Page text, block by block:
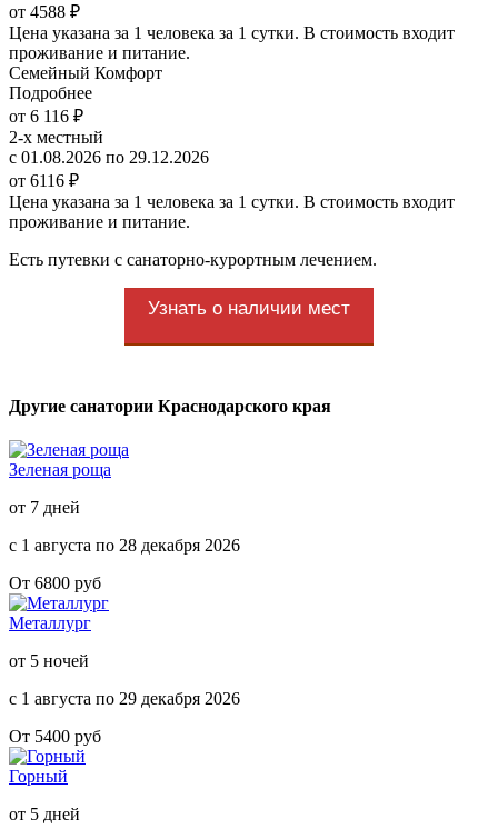
от 4588 ₽
Цена указана за 1 человека за 1 сутки. В стоимость входит
проживание и питание.
Семейный Комфорт
Подробнее
от 6 116 ₽
2-х местный
с 01.08.2026 по 29.12.2026
от 6116 ₽
Цена указана за 1 человека за 1 сутки. В стоимость входит
проживание и питание.
Есть путевки с санаторно-курортным лечением.
Узнать о наличии мест
Другие санатории Краснодарского края
Зеленая роща
от 7 дней
с 1 августа по 28 декабря 2026
От 6800 руб
Металлург
от 5 ночей
с 1 августа по 29 декабря 2026
От 5400 руб
Горный
от 5 дней